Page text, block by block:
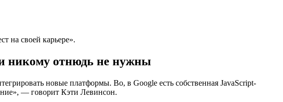
на своей карьере».
никому отнюдь не нужны
новые платформы. Во, в Google есть собственная JavaScript-
— говорит Кэти Левинсон.